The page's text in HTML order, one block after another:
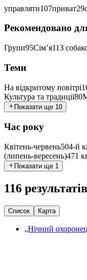
управляти107приват29
Рекомендовано
Групи95Сім’я11З
Теми
На відкритому повітрі
Культура та традиції80
Показати ще 10
Час року
Квітень-червень504-й
(липень-вересень)471
Показати ще 1
116 результатів
Список Карта
„Нічний